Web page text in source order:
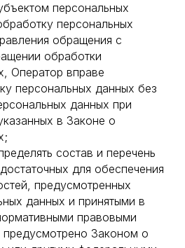
персональных
персональных
обращения с
обработки
Оператор вправе
персональных данных без
данных при
в Законе о
состав и перечень
для обеспечения
предусмотренных
данных и принятыми в
правовыми
предусмотрено Законом о